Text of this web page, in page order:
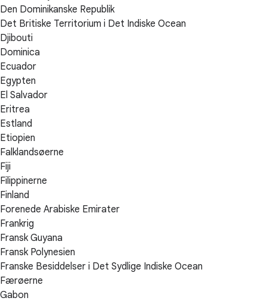
Den Dominikanske Republik
Det Britiske Territorium i Det Indiske Ocean
Djibouti
Dominica
Ecuador
Egypten
El Salvador
Eritrea
Estland
Etiopien
Falklandsøerne
Fiji
Filippinerne
Finland
Forenede Arabiske Emirater
Frankrig
Fransk Guyana
Fransk Polynesien
Franske Besiddelser i Det Sydlige Indiske Ocean
Færøerne
Gabon